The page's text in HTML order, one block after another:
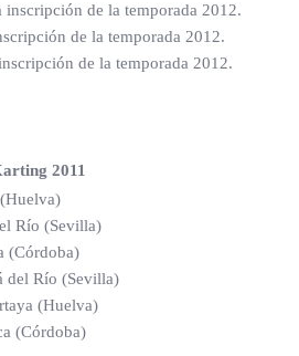
de la temporada 2012.
de la temporada 2012.
de la temporada 2012.
2011
Río (Sevilla)
(Córdoba)
del Río (Sevilla)
(Huelva)
(Córdoba)